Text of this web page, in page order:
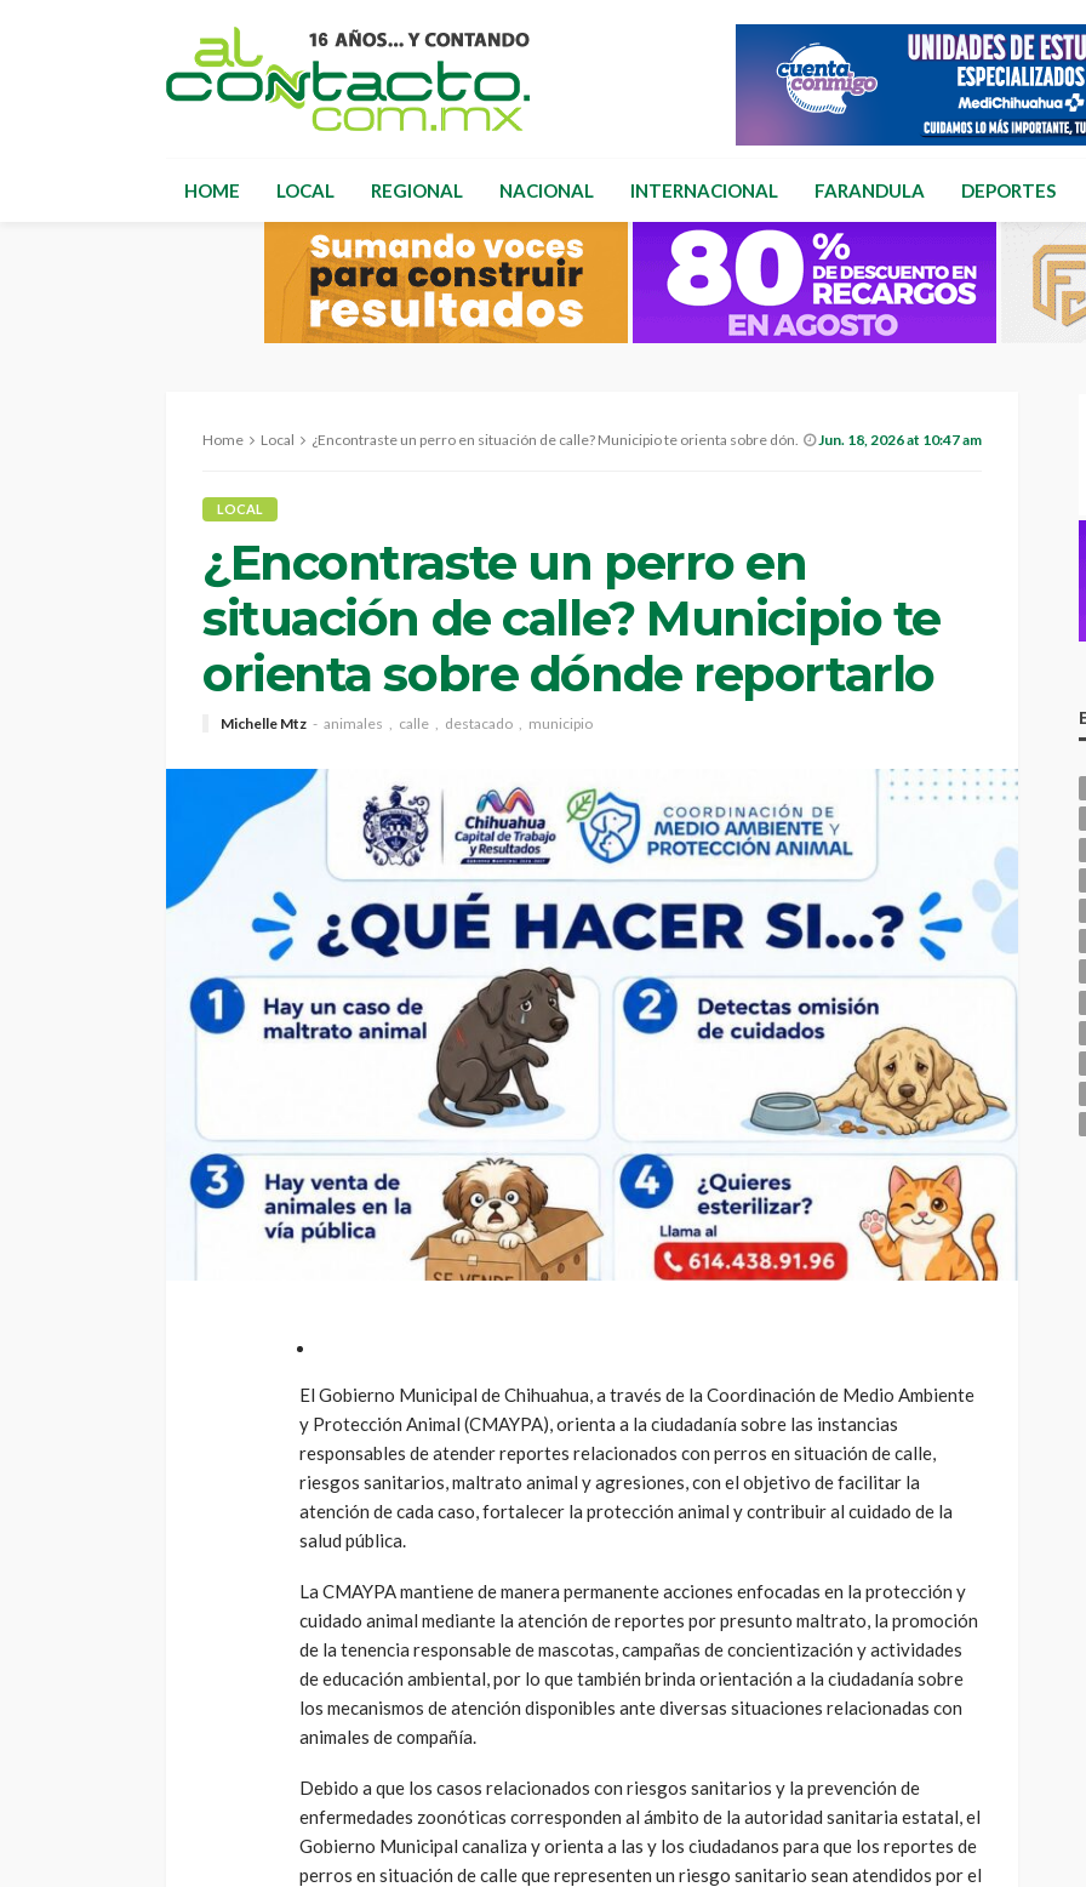
HOME LOCAL REGIONAL NACIONAL INTERNACIONAL FARANDULA DEPORTES
Home Local ¿Encontraste un perro en situación de calle? Municipio te orienta sobre dónde reportarlo Jun. 18, 2026 at 10:47 am
LOCAL
¿Encontraste un perro en
situación de calle? Municipio te
orienta sobre dónde reportarlo
Michelle Mtz animales calle destacado municipio
El Gobierno Municipal de Chihuahua, a través de la Coordinación de Medio Ambiente
y Protección Animal (CMAYPA), orienta a la ciudadanía sobre las instancias
responsables de atender reportes relacionados con perros en situación de calle,
riesgos sanitarios, maltrato animal y agresiones, con el objetivo de facilitar la
atención de cada caso, fortalecer la protección animal y contribuir al cuidado de la
salud pública.
La CMAYPA mantiene de manera permanente acciones enfocadas en la protección y
cuidado animal mediante la atención de reportes por presunto maltrato, la promoción
de la tenencia responsable de mascotas, campañas de concientización y actividades
de educación ambiental, por lo que también brinda orientación a la ciudadanía sobre
los mecanismos de atención disponibles ante diversas situaciones relacionadas con
animales de compañía.
Debido a que los casos relacionados con riesgos sanitarios y la prevención de
enfermedades zoonóticas corresponden al ámbito de la autoridad sanitaria estatal, el
Gobierno Municipal canaliza y orienta a las y los ciudadanos para que los reportes de
perros en situación de calle que representen un riesgo sanitario sean atendidos por el